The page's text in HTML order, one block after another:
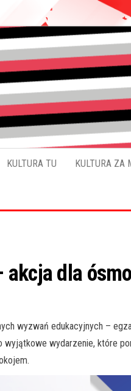
KULTURA TU KULTURA ZA
dla
wyzwań edukacyjnych –
wydarzenie, które